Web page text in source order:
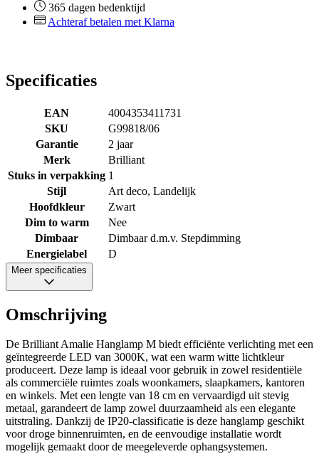
365 dagen bedenktijd
Achteraf betalen met Klarna
Specificaties
EAN
4004353411731
SKU
G99818/06
Garantie
2 jaar
Merk
Brilliant
Stuks in verpakking 1
Stijl
Art deco, Landelijk
Hoofdkleur
Zwart
Dim to warm
Nee
Dimbaar
Dimbaar d.m.v. Stepdimming
Energielabel
D
Meer specificaties
Omschrijving
De Brilliant Amalie Hanglamp M biedt efficiënte verlichting met een
geïntegreerde LED van 3000K, wat een warm witte lichtkleur
produceert. Deze lamp is ideaal voor gebruik in zowel residentiële
als commerciële ruimtes zoals woonkamers, slaapkamers, kantoren
en winkels. Met een lengte van 18 cm en vervaardigd uit stevig
metaal, garandeert de lamp zowel duurzaamheid als een elegante
uitstraling. Dankzij de IP20-classificatie is deze hanglamp geschikt
voor droge binnenruimten, en de eenvoudige installatie wordt
mogelijk gemaakt door de meegeleverde ophangsystemen.